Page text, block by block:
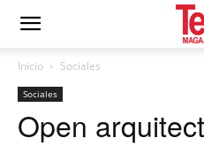
Inicio Sociales
Sociales
Open